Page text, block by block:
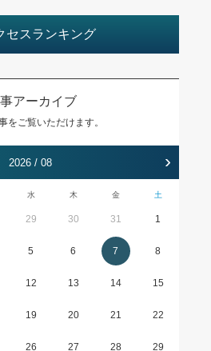
セスランキング
アーカイブ
をご覧いただけます。
2026 / 08 ›
水 木 金 土
29 30 31 1
5 6 7 8
12 13 14 15
19 20 21 22
26 27 28 29